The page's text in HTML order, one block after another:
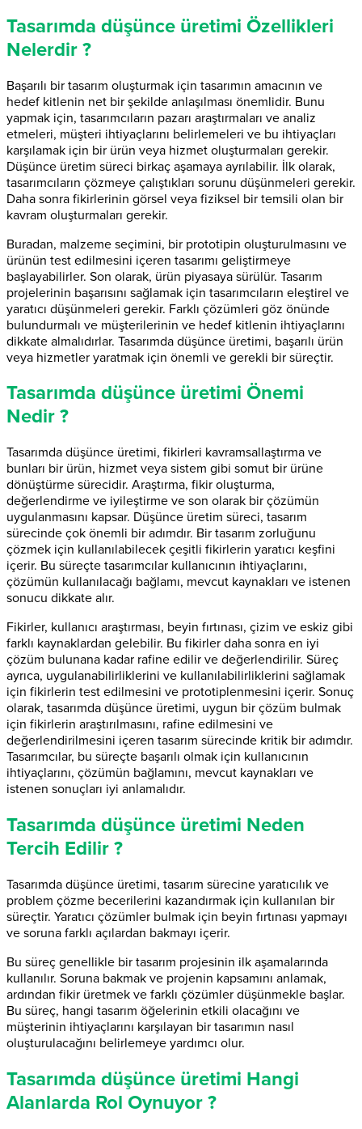
Tasarımda düşünce üretimi Özellikleri
Nelerdir ?
Başarılı bir tasarım oluşturmak için tasarımın amacının ve
hedef kitlenin net bir şekilde anlaşılması önemlidir. Bunu
yapmak için, tasarımcıların pazarı araştırmaları ve analiz
etmeleri, müşteri ihtiyaçlarını belirlemeleri ve bu ihtiyaçları
karşılamak için bir ürün veya hizmet oluşturmaları gerekir.
Düşünce üretim süreci birkaç aşamaya ayrılabilir. İlk olarak,
tasarımcıların çözmeye çalıştıkları sorunu düşünmeleri gerekir.
Daha sonra fikirlerinin görsel veya fiziksel bir temsili olan bir
kavram oluşturmaları gerekir.
Buradan, malzeme seçimini, bir prototipin oluşturulmasını ve
ürünün test edilmesini içeren tasarımı geliştirmeye
başlayabilirler. Son olarak, ürün piyasaya sürülür. Tasarım
projelerinin başarısını sağlamak için tasarımcıların eleştirel ve
yaratıcı düşünmeleri gerekir. Farklı çözümleri göz önünde
bulundurmalı ve müşterilerinin ve hedef kitlenin ihtiyaçlarını
dikkate almalıdırlar. Tasarımda düşünce üretimi, başarılı ürün
veya hizmetler yaratmak için önemli ve gerekli bir süreçtir.
Tasarımda düşünce üretimi Önemi
Nedir ?
Tasarımda düşünce üretimi, fikirleri kavramsallaştırma ve
bunları bir ürün, hizmet veya sistem gibi somut bir ürüne
dönüştürme sürecidir. Araştırma, fikir oluşturma,
değerlendirme ve iyileştirme ve son olarak bir çözümün
uygulanmasını kapsar. Düşünce üretim süreci, tasarım
sürecinde çok önemli bir adımdır. Bir tasarım zorluğunu
çözmek için kullanılabilecek çeşitli fikirlerin yaratıcı keşfini
içerir. Bu süreçte tasarımcılar kullanıcının ihtiyaçlarını,
çözümün kullanılacağı bağlamı, mevcut kaynakları ve istenen
sonucu dikkate alır.
Fikirler, kullanıcı araştırması, beyin fırtınası, çizim ve eskiz gibi
farklı kaynaklardan gelebilir. Bu fikirler daha sonra en iyi
çözüm bulunana kadar rafine edilir ve değerlendirilir. Süreç
ayrıca, uygulanabilirliklerini ve kullanılabilirliklerini sağlamak
için fikirlerin test edilmesini ve prototiplenmesini içerir. Sonuç
olarak, tasarımda düşünce üretimi, uygun bir çözüm bulmak
için fikirlerin araştırılmasını, rafine edilmesini ve
değerlendirilmesini içeren tasarım sürecinde kritik bir adımdır.
Tasarımcılar, bu süreçte başarılı olmak için kullanıcının
ihtiyaçlarını, çözümün bağlamını, mevcut kaynakları ve
istenen sonuçları iyi anlamalıdır.
Tasarımda düşünce üretimi Neden
Tercih Edilir ?
Tasarımda düşünce üretimi, tasarım sürecine yaratıcılık ve
problem çözme becerilerini kazandırmak için kullanılan bir
süreçtir. Yaratıcı çözümler bulmak için beyin fırtınası yapmayı
ve soruna farklı açılardan bakmayı içerir.
Bu süreç genellikle bir tasarım projesinin ilk aşamalarında
kullanılır. Soruna bakmak ve projenin kapsamını anlamak,
ardından fikir üretmek ve farklı çözümler düşünmekle başlar.
Bu süreç, hangi tasarım öğelerinin etkili olacağını ve
müşterinin ihtiyaçlarını karşılayan bir tasarımın nasıl
oluşturulacağını belirlemeye yardımcı olur.
Tasarımda düşünce üretimi Hangi
Alanlarda Rol Oynuyor ?